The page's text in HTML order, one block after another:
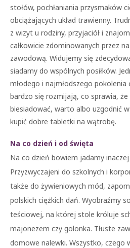
stołów, pochłaniania przysmaków
obciążających układ trawienny.
z wizyt u rodziny, przyjaciół i
całkowicie zdominowanych przez
zawodową. Widujemy się
siadamy do wspólnych posiłków.
młodego i najmłodszego
bardzo się rozmijają, co sprawia,
biesiadować, warto albo uzgodnić
kupić dobre tabletki na wątrobę.
Na co dzień i od święta
Na co dzień bowiem jadamy
Przyzwyczajeni do szkolnych i
także do żywieniowych mód,
polskich ciężkich dań. Wyobraźmy
teściowej, na której stole króluje
majonezem czy golonka. Tłuste
domowe nalewki. Wszystko, czego